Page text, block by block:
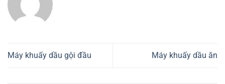
Máy khuấy dầu gội đầu Máy khuấy dầu ăn